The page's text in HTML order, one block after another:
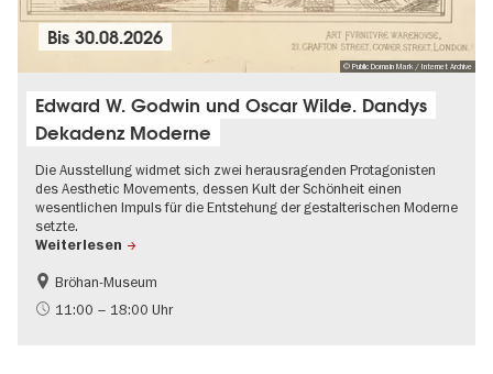
© Public Domain Mark / Internet Archive
Bis30.08.2026
Edward W. Godwin und Oscar Wilde. Dandys
Dekadenz Moderne
Die Ausstellung widmet sich zwei herausragenden Protagonisten
des Aesthetic Movements, dessen Kult der Schönheit einen
wesentlichen Impuls für die Entstehung der gestalterischen Moderne
setzte.
Weiterlesen
Geschichte
Mode und Design
Bröhan-Museum
11:00 – 18:00 Uhr